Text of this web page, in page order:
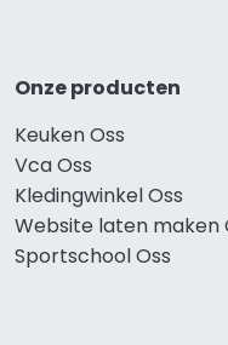
Onze producten
Keuken Oss
Vca Oss
Kledingwinkel Oss
Website laten maken
Sportschool Oss